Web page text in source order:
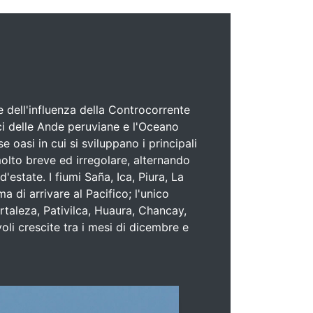
dell'influenza della Controcorrente
Ande peruviane e l'Oceano
oasi in cui si sviluppano i principali
breve ed irregolare, alternando
I fiumi Saña, Ica, Piura, La
di arrivare al Pacifico; l'unico
Pativilca, Huaura, Chancay,
crescite tra i mesi di dicembre e